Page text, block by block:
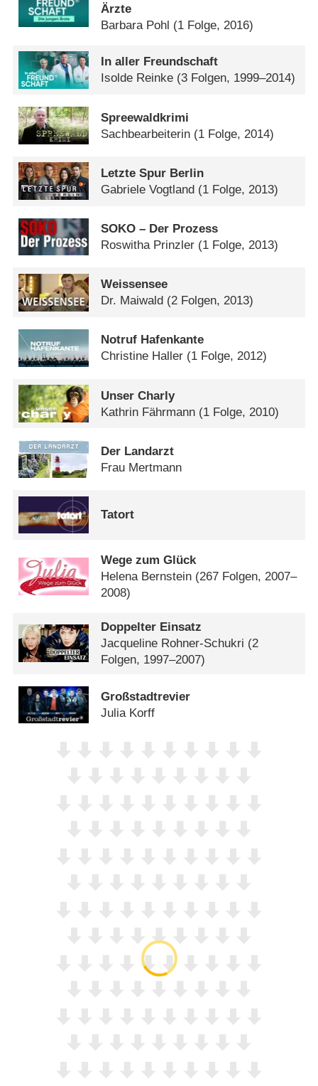
Ärzte
Barbara Pohl (1 Folge, 2016)
In aller Freundschaft
Isolde Reinke (3 Folgen, 1999–2014)
Spreewaldkrimi
Sachbearbeiterin (1 Folge, 2014)
Letzte Spur Berlin
Gabriele Vogtland (1 Folge, 2013)
SOKO – Der Prozess
Roswitha Prinzler (1 Folge, 2013)
Weissensee
Dr. Maiwald (2 Folgen, 2013)
Notruf Hafenkante
Christine Haller (1 Folge, 2012)
Unser Charly
Kathrin Fährmann (1 Folge, 2010)
Der Landarzt
Frau Mertmann
Tatort
Wege zum Glück
Helena Bernstein (267 Folgen, 2007–
2008)
Doppelter Einsatz
Jacqueline Rohner-Schukri (2
Folgen, 1997–2007)
Großstadtrevier
Julia Korff